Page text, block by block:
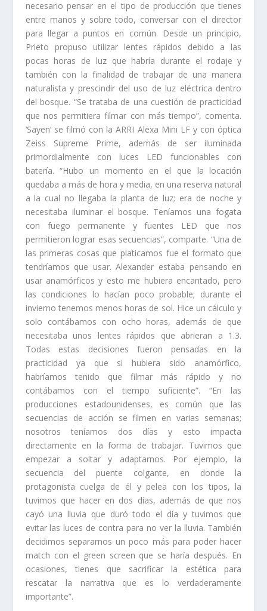
necesario pensar en el tipo de producción que tienes
entre manos y sobre todo, conversar con el director
para llegar a puntos en común. Desde un principio,
Prieto propuso utilizar lentes rápidos debido a las
pocas horas de luz que habría durante el rodaje y
también con la finalidad de trabajar de una manera
naturalista y prescindir del uso de luz eléctrica dentro
del bosque. “Se trataba de una cuestión de practicidad
que nos permitiera filmar con más tiempo”, comenta.
‘Sayen’ se filmó con la ARRI Alexa Mini LF y con óptica
Zeiss Supreme Prime, además de ser iluminada
primordialmente con luces LED funcionables con
batería. “Hubo un momento en el que la locación
quedaba a más de hora y media, en una reserva natural
a la cual no llegaba la planta de luz; era de noche y
necesitaba iluminar el bosque. Teníamos una fogata
con fuego permanente y fuentes LED que nos
permitieron lograr esas secuencias”, comparte. “Una de
las primeras cosas que platicamos fue el formato que
tendríamos que usar. Alexander estaba pensando en
usar anamórficos y esto me hubiera encantado, pero
las condiciones lo hacían poco probable; durante el
invierno tenemos menos horas de sol. Hice un cálculo y
solo contábamos con ocho horas, además de que
necesitaba unos lentes rápidos que abrieran a 1.3.
Todas estas decisiones fueron pensadas en la
practicidad ya que si hubiera sido anamórfico,
habríamos tenido que filmar más rápido y no
contábamos con el tiempo suficiente”. “En las
producciones estadounidenses, es común que las
secuencias de acción se filmen en varias semanas;
nosotros teníamos dos días y esto impacta
directamente en la forma de trabajar. Tuvimos que
empezar a soltar y adaptarnos. Por ejemplo, la
secuencia del puente colgante, en donde la
protagonista cuelga de él y pelea con los tipos, la
tuvimos que hacer en dos días, además de que nos
cayó una lluvia que duró todo el día y tuvimos que
evitar las luces de contra para no ver la lluvia. También
decidimos separarnos un poco más para poder hacer
match con el green screen que se haría después. En
ocasiones, tienes que sacrificar la estética para
rescatar la narrativa que es lo verdaderamente
importante”.